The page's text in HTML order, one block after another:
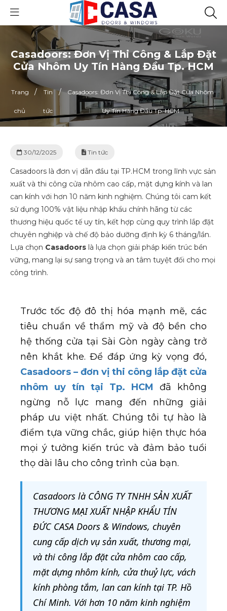
Casadoors: Đơn Vị Thi Công & Lắp Đặt
Cửa Nhôm Uy Tín Hàng Đầu Tp. HCM
Trang
chủ
/ Tin
tức
/ Casadoors: Đơn Vị Thi Công & Lắp Đặt Cửa Nhôm
Uy Tín Hàng Đầu Tp. HCM
30/12/2025 Tin tức
Casadoors là đơn vị dẫn đầu tại TP.HCM trong lĩnh vực sản
xuất và thi công cửa nhôm cao cấp, mặt dựng kính và lan
can kính với hơn 10 năm kinh nghiệm. Chúng tôi cam kết
sử dụng 100% vật liệu nhập khẩu chính hãng từ các
thương hiệu quốc tế uy tín, kết hợp cùng quy trình lắp đặt
chuyên nghiệp và chế độ bảo dưỡng định kỳ 6 tháng/lần.
Lựa chọn Casadoors là lựa chọn giải pháp kiến trúc bền
vững, mang lại sự sang trọng và an tâm tuyệt đối cho mọi
công trình.
Trước tốc độ đô thị hóa mạnh mẽ, các
tiêu chuẩn về thẩm mỹ và độ bền cho
hệ thống cửa tại Sài Gòn ngày càng trở
nên khắt khe. Để đáp ứng kỳ vọng đó,
Casadoors – đơn vị thi công lắp đặt cửa
nhôm uy tín tại Tp. HCM đã không
ngừng nỗ lực mang đến những giải
pháp ưu việt nhất. Chúng tôi tự hào là
điểm tựa vững chắc, giúp hiện thực hóa
mọi ý tưởng kiến trúc và đảm bảo tuổi
thọ dài lâu cho công trình của bạn.
Casadoors là CÔNG TY TNHH SẢN XUẤT
THƯƠNG MẠI XUẤT NHẬP KHẨU TÍN
ĐỨC CASA Doors & Windows, chuyên
cung cấp dịch vụ sản xuất, thương mại,
và thi công lắp đặt cửa nhôm cao cấp,
mặt dựng nhôm kính, cửa thuỷ lực, vách
kính phòng tắm, lan can kính tại TP. Hồ
Chí Minh. Với hơn 10 năm kinh nghiệm